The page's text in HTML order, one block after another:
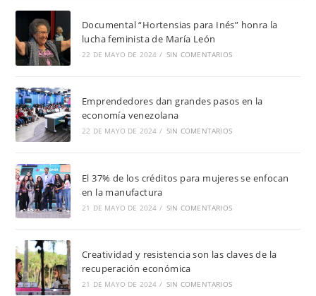
Documental “Hortensias para Inés” honra la
lucha feminista de María León
22 DE MAYO DE 2024 / SIN COMENTARIOS
Emprendedores dan grandes pasos en la
economía venezolana
22 DE MAYO DE 2024 / SIN COMENTARIOS
El 37% de los créditos para mujeres se enfocan
en la manufactura
21 DE MAYO DE 2024 / SIN COMENTARIOS
Creatividad y resistencia son las claves de la
recuperación económica
21 DE MAYO DE 2024 / SIN COMENTARIOS